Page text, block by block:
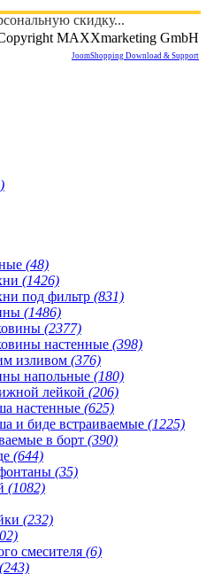
скидку...
MAXXmarketing GmbH
JoomShopping Download & Support
(48)
(1426)
под фильтр (831)
(1486)
(2377)
настенные (398)
изливом (376)
напольные (180)
лейкой (206)
настенные (625)
и биде встраиваемые (1225)
в борт (390)
(644)
(35)
(1082)
(232)
смесителя (6)
(243)